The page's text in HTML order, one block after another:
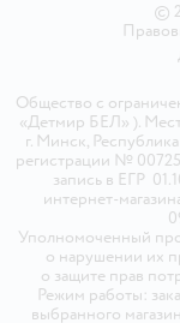
©
Общество с
«Детмир БЕЛ» ).
г. Минск,
регистрации №
запись в ЕГР
интернет-
Уполномоченный
о нарушении их
о защите прав
Режим работы:
выбранного